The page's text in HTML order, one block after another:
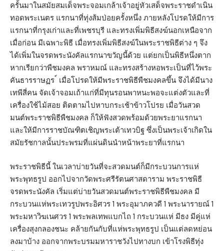
ครั้นมาในสมัยสมเด็จพระจอมเกล้าเจ้าอยู่หัวเสด็จพระราชดำเนิน
ทอดพระเนตร แรกนาที่ทุ่งส้มป่อยครั้งหนึ่ง ภายหลังโปรดให้มีการ
แรกนาที่กรุงเก่าและที่เพชรบุรี และทรงเพิ่มพิธีสงฆ์นอกเหนือจาก
เมื่อก่อน มีเฉพาะพิธี เมื่อทรงเพิ่มพิธีสงฆ์ในพระราชพิธีต่าง ๆ จึง
ได้เพิ่มในจรดพระนังคัลแรกนาขวัญนี้ด้วย แต่ยกเป็นพิธีหนึ่งตาก
หากเรียกว่าพืชมงคล พราหมณ์ และทรงสร้างหอพระเป็นที่ไว้พระ
คันธารราษฏร ์ เมื่อโปรดให้มีพระราชพิธีพืชมงคลขึ้น จึงได้มีนาง
เทพีสี่คน จัดเจ้าจอมเถ้าแก่ที่มีทุนรอนพาหนะพอจะแต่งตัวและที่
เครื่องใช้ไม้สอย ติดตามไปหาบกระเช้าข้าวโปรย เมื่อวันสวด
มนต์พระราชพิธีพืชมงคล ก็ให้ฟังสวดพร้อมด้วยพระยาแรกนา
และให้มีการราชบัณฑิตเชิญพระเต้าเทวบิฐ ซึ่งเป็นพระเจ้าเกิดใน
สมัยรัชกาลนั้นประพรมที่แผ่นดินนำหน้าพระยาที่แรกนา
พระราชพิธีนี้ ในเวลาบ่ายวันที่จะสวดมนต์ก็มีกระบวนการแห่
พระพุทธรูป ออกไปจากวัดพระศรีรัตนศาสดาราม พระราชพิธี
จรดพระนังคัล เริ่มแต่บ่ายวันสวดมนต์พระราชพิธีพืชมงคล มี
กระบวนแห่พระเทวรูปพระอิศวร 1 พระอุมาภควดี 1 พระนารายณ์ 1
พระมหาวิฆเนศวร 1 พระพลเทพแบกไถ 1 กระบวนแห่ มีธง มีคู่แห่
เครื่องสุงกลองชนะ คล้ายกันกับที่แห่พระพุทธรูป เป็นแต่ลดหย่อน
ลงมาบ้าง ออกจากพระบรมมหาราชวังไปทางบก เข้าโรงพิธีทุ่ง